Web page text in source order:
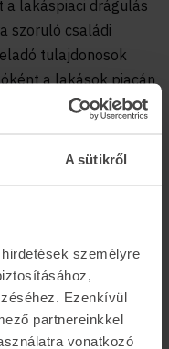
A sütikről
személyre
Ezenkívül
partnereinkkel
vonatkozó
lakáspiaci drágulás
szoruló családi
tulajdonosok
a lakások piacán
majd ezek iránt.
támaszt adhatnak